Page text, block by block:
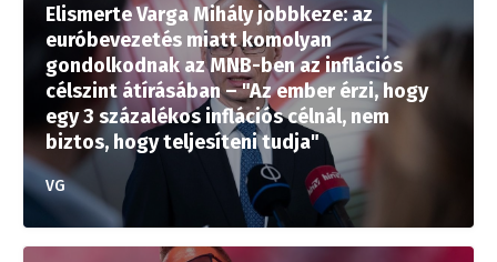
Elismerte Varga Mihály jobbkeze: az
euróbevezetés miatt komolyan
gondolkodnak az MNB-ben az inflációs
célszint átírásában – "Az ember érzi, hogy
egy 3 százalékos inflációs célnál, nem
biztos, hogy teljesíteni tudja"
VG